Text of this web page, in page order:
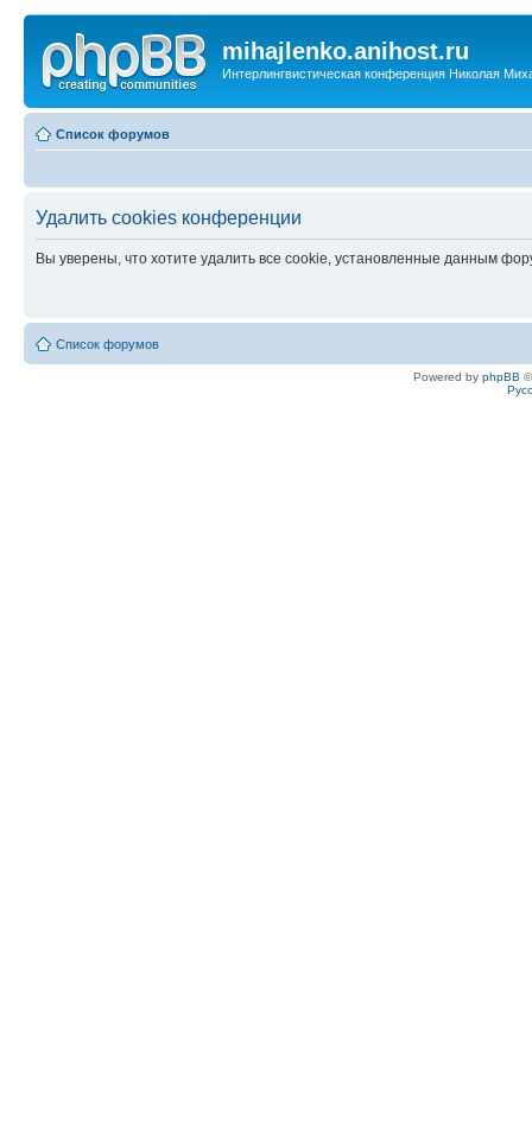
mihajlenko.anihost.ru
Интерлингвистическая конференция Николая
Список форумов
Удалить cookies конференции
Вы уверены, что хотите удалить все cookie, установленные данным
Список форумов
Powered by phpBB